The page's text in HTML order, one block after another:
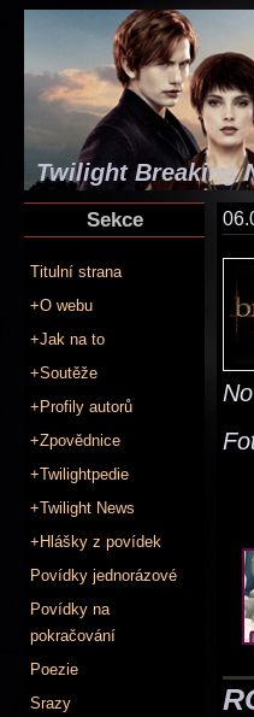
Twilight Breaking
Sekce
Titulní strana
+O webu
+Jak na to
+Soutěže
+Profily autorů
+Zpovědnice
+Twilightpedie
+Twilight News
+Hlášky z povídek
Povídky jednorázové
Povídky na
pokračování
Poezie
Srazy